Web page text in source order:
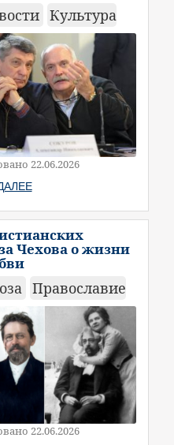
Культура
22.06.2026
Чехова о жизни
Православие
22.06.2026